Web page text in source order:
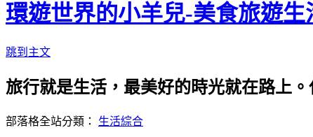
環遊世界的小羊兒-美食旅遊生
跳到主文
旅行就是生活，最美好的時光就在路上
部落格全站分類： 生活綜合